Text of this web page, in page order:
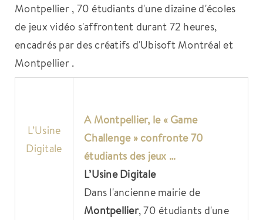
Montpellier , 70 étudiants d'une dizaine d'écoles
de jeux vidéo s'affrontent durant 72 heures,
encadrés par des créatifs d'Ubisoft Montréal et
Montpellier .
L’Usine
Digitale
A Montpellier, le « Game
Challenge » confronte 70
étudiants des jeux …
L’Usine Digitale
Dans l'ancienne mairie de
Montpellier, 70 étudiants d'une